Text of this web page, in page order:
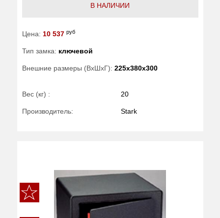
В НАЛИЧИИ
Цена: 10 537 руб
Тип замка: ключевой
Внешние размеры (ВхШхГ): 225x380x300
Вес (кг) : 20
Производитель: Stark